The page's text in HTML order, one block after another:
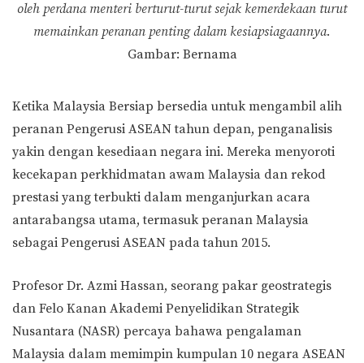
oleh perdana menteri berturut-turut sejak kemerdekaan turut
memainkan peranan penting dalam kesiapsiagaannya.
Gambar: Bernama
Ketika Malaysia Bersiap bersedia untuk mengambil alih
peranan Pengerusi ASEAN tahun depan, penganalisis
yakin dengan kesediaan negara ini. Mereka menyoroti
kecekapan perkhidmatan awam Malaysia dan rekod
prestasi yang terbukti dalam menganjurkan acara
antarabangsa utama, termasuk peranan Malaysia
sebagai Pengerusi ASEAN pada tahun 2015.
Profesor Dr. Azmi Hassan, seorang pakar geostrategis
dan Felo Kanan Akademi Penyelidikan Strategik
Nusantara (NASR) percaya bahawa pengalaman
Malaysia dalam memimpin kumpulan 10 negara ASEAN